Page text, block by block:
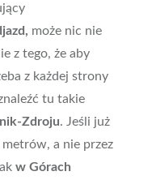
może nic nie
z tego, że aby
z każdej strony
tu takie
Zdroju. Jeśli już
a nie przez
w Górach